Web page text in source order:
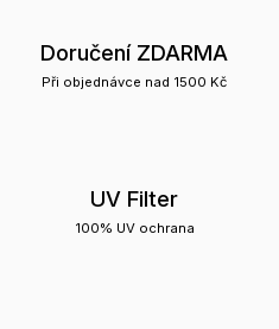
Doručení ZDARMA
Při objednávce nad 1500 Kč
UV Filter
100% UV ochrana